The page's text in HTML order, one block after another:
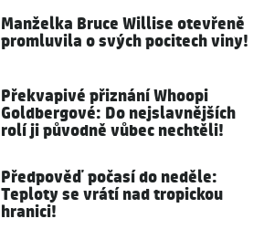
Manželka Bruce Willise otevřeně
promluvila o svých pocitech viny!
Překvapivé přiznání Whoopi
Goldbergové: Do nejslavnějších
rolí ji původně vůbec nechtěli!
Předpověď počasí do neděle:
Teploty se vrátí nad tropickou
hranici!